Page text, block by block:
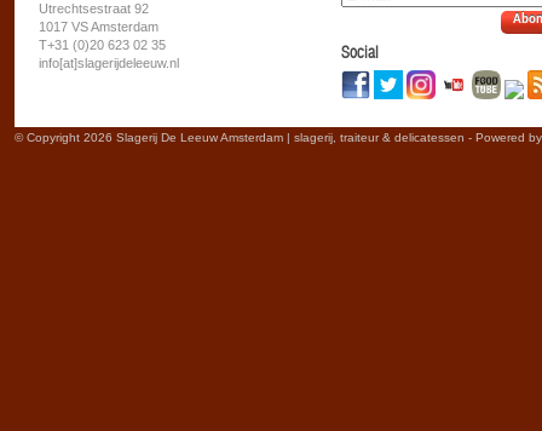
Utrechtsestraat 92
1017 VS Amsterdam
T+31 (0)20 623 02 35
info[at]slagerijdeleeuw.nl
Social
© Copyright 2026 Slagerij De Leeuw Amsterdam | slagerij, traiteur & delicatessen - Powered